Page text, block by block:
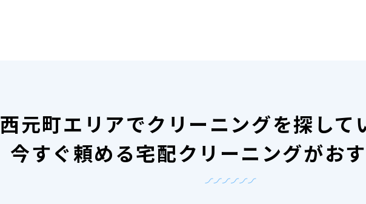
西元町エリアでクリーニングを探して
今すぐ頼める宅配クリーニングがお